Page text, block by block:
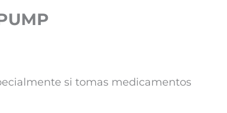
si tomas medicamentos